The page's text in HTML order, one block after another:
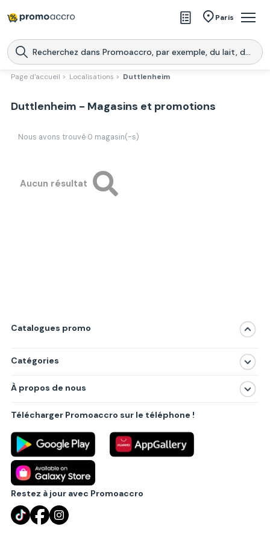
Paris
Magasins
Produits
Promoaccro
l'application
Page d'accueil > Localisations > Duttlenheim
Duttlenheim - Magasins et promotions
Nous avons trouvé 0 magasin(-s)
Aucun résultat
Catalogues promo
Catégories
Produits
Villes principales
À propos de nous
Politique de confidentialité
Règlements
Partenariat B2B
Blog
Contact
Télécharger Promoaccro sur le téléphone !
Restez à jour avec Promoaccro